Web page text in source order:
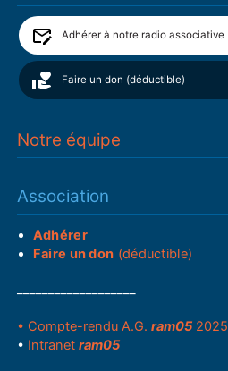
Adhérer à notre radio associative
Faire un don (déductible)
Notre équipe
Association
Adhérer
Faire un don (déductible)
• Compte-rendu A.G.ram05 2025
• Intranetram05